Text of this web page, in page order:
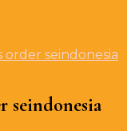
seindonesia
seindonesia